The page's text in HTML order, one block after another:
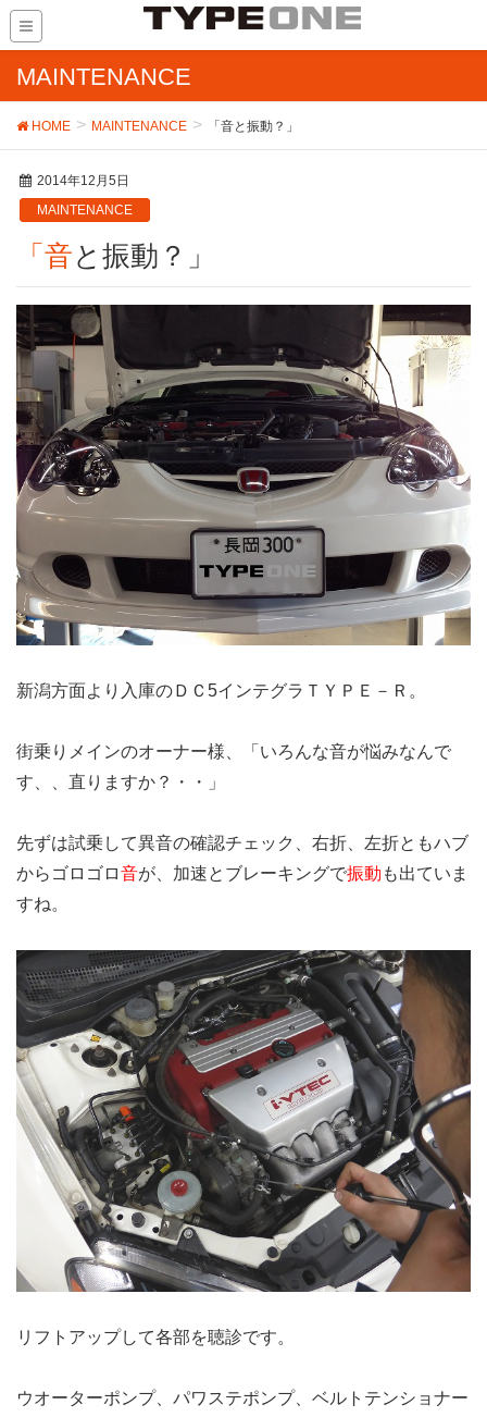
MAINTENANCE
HOME MAINTENANCE 「音と振動？」
2014年12月5日
MAINTENANCE
「音と振動？」
新潟方面より入庫のＤＣ5インテグラＴＹＰＥ－Ｒ。
街乗りメインのオーナー様、「いろんな音が悩みなんで
す、、直りますか？・・」
先ずは試乗して異音の確認チェック、右折、左折ともハブ
からゴロゴロ音が、加速とブレーキングで振動 も出ていま
すね。
リフトアップして各部を聴診です。
ウオーターポンプ、パワステポンプ、ベルトテンショナー